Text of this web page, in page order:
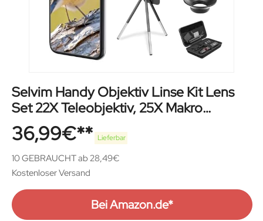
Selvim Handy Objektiv Linse Kit Lens
Set 22X Teleobjektiv, 25X Makro
Objektiv, 0,62X Weitwinkel, 235°
Fischaugenobjektiv für iOS iPhone und
meisten Android Smartphone
36,99€ Lieferbar
10 GEBRAUCHT ab 28,49€
Kostenloser Versand
Bei Amazon.de*